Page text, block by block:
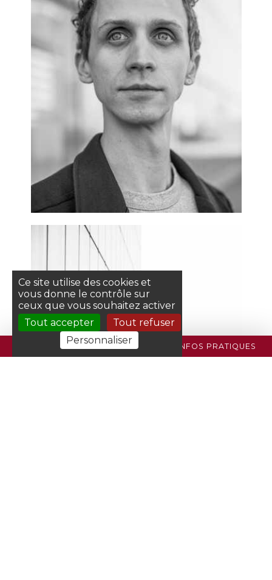
PROGRAMME BILLETTERIE INFOS PRATIQUES
Ce site utilise des cookies et
vous donne le contrôle sur
ceux que vous souhaitez activer
Tout accepter
Tout refuser
Personnaliser